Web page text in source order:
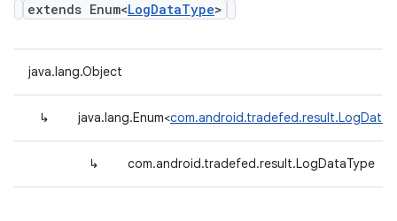
extends Enum<LogDataType>
java.lang.Object
↳ java.lang.Enum<
↳ com.android.tradefed.result.LogDataType